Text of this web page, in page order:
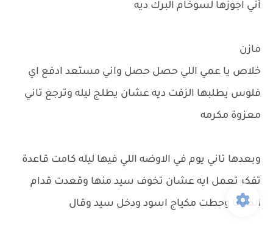
أني اجوزها لسوخام البرك ديه
مازن
خلاص يا عمي اللي حصل حصل واني مستعد ادفع اي
فلوس يطلبها الزفت ديه عشان يطلج ليله وترجع تاني
معزوة مكرمه
وبعدها تاني يوم في الاوضه اللي فيها ليله كامت قاعدة
تفكر تعمل ايه عشان تخوف سيد منها وقعدت قدام
المرايا وحطت مكياج اسود ودخل سيد وقال